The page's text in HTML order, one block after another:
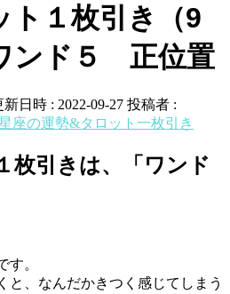
ト１枚引き（9
ンド５ 正位置
日時 : 2022-09-27 投稿者 :
座の運勢&タロット一枚引き
枚引きは、「ワンド
す。
と、なんだかきつく感じてしまう